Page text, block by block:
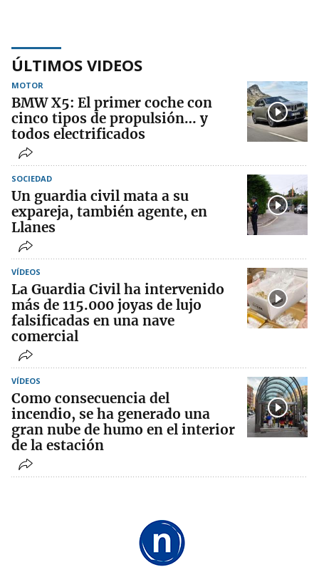
ÚLTIMOS VIDEOS
MOTOR
BMW X5: El primer coche con
cinco tipos de propulsión… y
todos electrificados
SOCIEDAD
Un guardia civil mata a su
expareja, también agente, en
Llanes
VÍDEOS
La Guardia Civil ha intervenido
más de 115.000 joyas de lujo
falsificadas en una nave
comercial
VÍDEOS
Como consecuencia del
incendio, se ha generado una
gran nube de humo en el interior
de la estación